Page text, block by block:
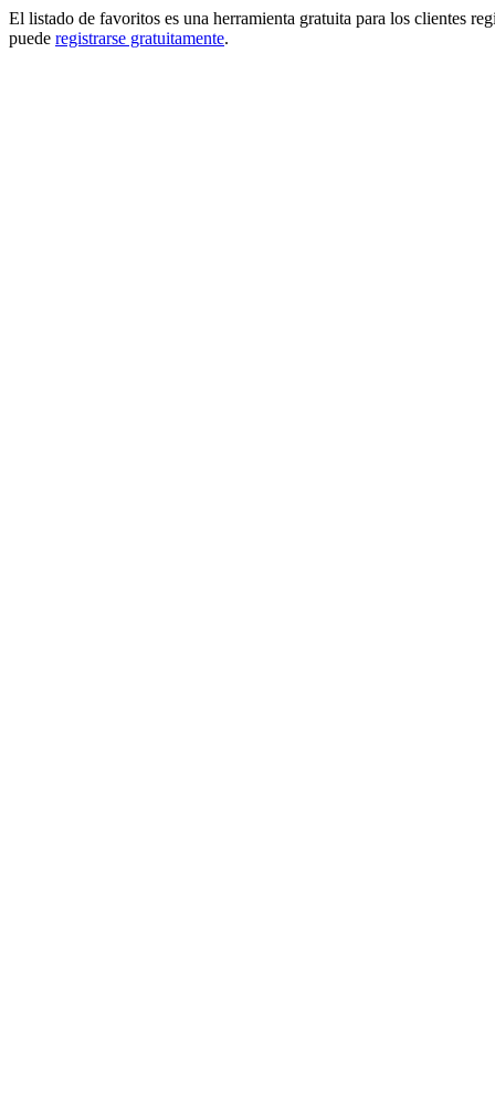
El listado de favoritos es una herramienta gratuita para los clientes
puede registrarse gratuitamente.